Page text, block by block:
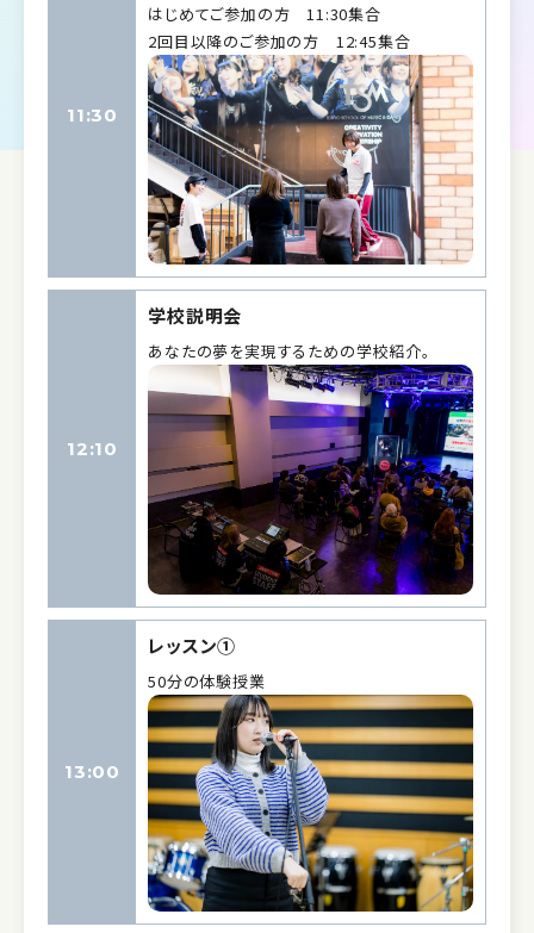
11:30
はじめてご参加の方 11:30集合
2回目以降のご参加の方 12:45集合
12:10
学校説明会
あなたの夢を実現するための学校紹介。
13:00
レッスン①
50分の体験授業